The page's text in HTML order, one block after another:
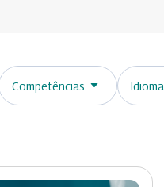
Competências Idioma